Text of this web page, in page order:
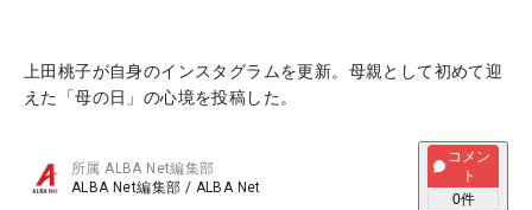
上田桃子が自身のインスタグラムを更新。母親として初めて迎
えた「母の日」の心境を投稿した。
所属ALBA Net編集部
ALBA Net編集部 / ALBA Net
コメン
ト
0件